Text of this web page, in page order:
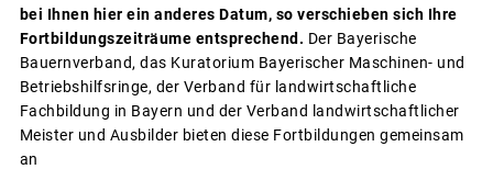
bei Ihnen hier ein anderes Datum, so verschieben sich Ihre
Fortbildungszeiträume entsprechend. Der Bayerische
Bauernverband, das Kuratorium Bayerischer Maschinen- und
Betriebshilfsringe, der Verband für landwirtschaftliche
Fachbildung in Bayern und der Verband landwirtschaftlicher
Meister und Ausbilder bieten diese Fortbildungen gemeinsam
an